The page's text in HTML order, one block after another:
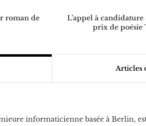
roman de
L’appel à
prix de poésie
Articles
informaticienne basée à Berlin,